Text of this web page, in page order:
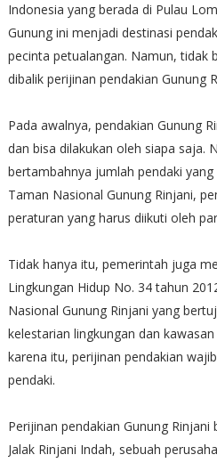
Indonesia yang berada di Pulau
Gunung ini menjadi destinasi
pecinta petualangan. Namun, tidak
dibalik perijinan pendakian Gunung
Pada awalnya, pendakian Gunung
dan bisa dilakukan oleh siapa saja.
bertambahnya jumlah pendaki
Taman Nasional Gunung Rinjani,
peraturan yang harus diikuti oleh
Tidak hanya itu, pemerintah juga
Lingkungan Hidup No. 34 tahun
Nasional Gunung Rinjani yang
kelestarian lingkungan dan
karena itu, perijinan pendakian
pendaki.
Perijinan pendakian Gunung Rinjani
Jalak Rinjani Indah, sebuah